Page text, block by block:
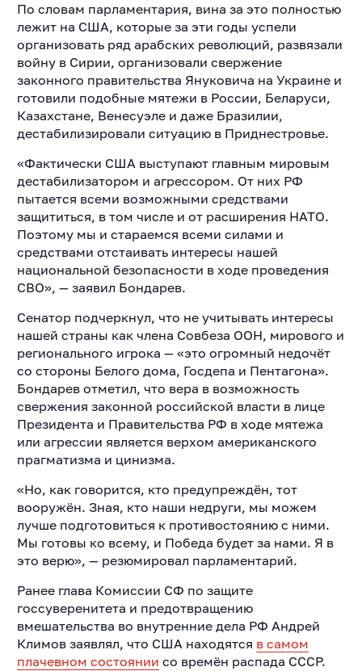
По словам парламентария, вина за это полностью
лежит на США, которые за эти годы успели
организовать ряд арабских революций, развязали
войну в Сирии, организовали свержение
законного правительства Януковича на Украине и
готовили подобные мятежи в России, Беларуси,
Казахстане, Венесуэле и даже Бразилии,
дестабилизировали ситуацию в Приднестровье.
«Фактически США выступают главным мировым
дестабилизатором и агрессором. От них РФ
пытается всеми возможными средствами
защититься, в том числе и от расширения НАТО.
Поэтому мы и стараемся всеми силами и
средствами отстаивать интересы нашей
национальной безопасности в ходе проведения
СВО», — заявил Бондарев.
Сенатор подчеркнул, что не учитывать интересы
нашей страны как члена Совбеза ООН, мирового и
регионального игрока — «это огромный недочёт
со стороны Белого дома, Госдепа и Пентагона».
Бондарев отметил, что вера в возможность
свержения законной российской власти в лице
Президента и Правительства РФ в ходе мятежа
или агрессии является верхом американского
прагматизма и цинизма.
«Но, как говорится, кто предупреждëн, тот
вооружён. Зная, кто наши недруги, мы можем
лучше подготовиться к противостоянию с ними.
Мы готовы ко всему, и Победа будет за нами. Я в
это верю», — резюмировал парламентарий.
Ранее глава Комиссии СФ по защите
госсуверенитета и предотвращению
вмешательства во внутренние дела РФ Андрей
Климов заявлял, что США находятся в самом
плачевном состоянии со времён распада СССР.